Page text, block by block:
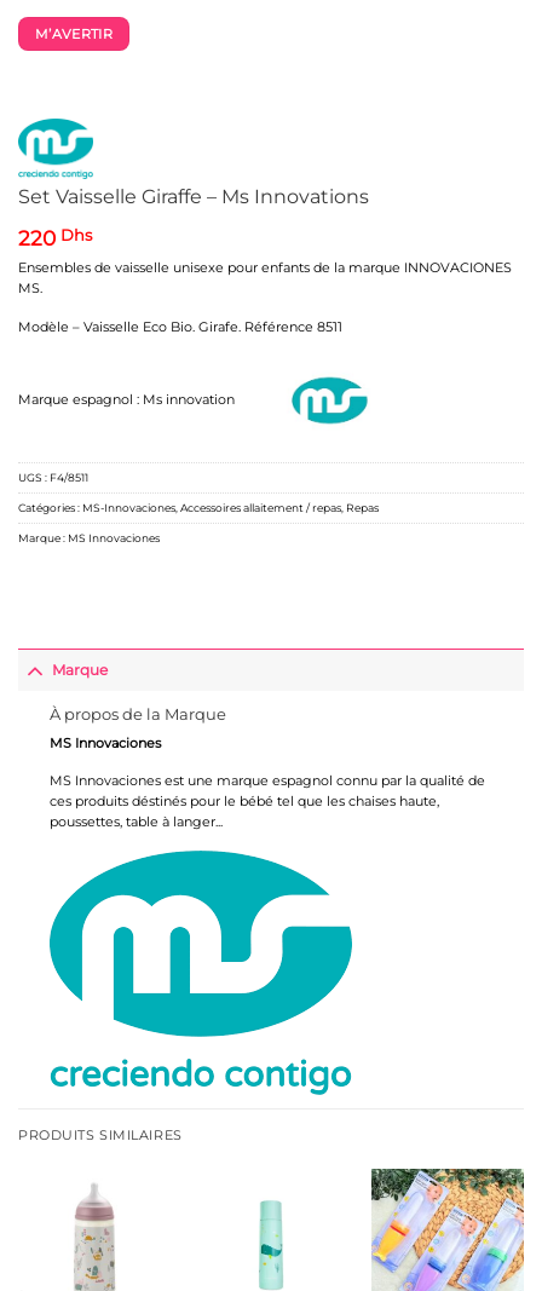
Set Vaisselle Giraffe – Ms Innovations
220 Dhs
Ensembles de vaisselle unisexe pour enfants de la marque INNOVACIONES
MS.
Modèle – Vaisselle Eco Bio. Girafe. Référence 8511
Marque espagnol : Ms innovation
M’AVERTIR
UGS : F4/8511
Catégories : MS-Innovaciones Accessoires allaitement / repas Repas
Marque : MS Innovaciones
Marque
À propos de la Marque
MS Innovaciones
MS Innovaciones est une marque espagnol connu par la qualité de
ces produits déstinés pour le bébé tel que les chaises haute,
poussettes, table à langer...
PRODUITS SIMILAIRES